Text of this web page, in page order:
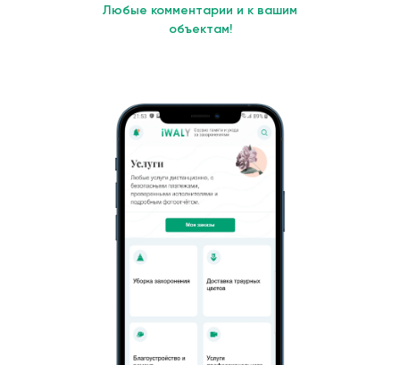
Любые комментарии и к вашим
объектам!